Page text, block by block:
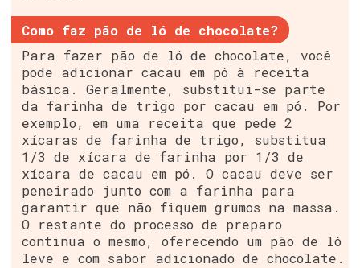
Como faz pão de ló de chocolate?
Para fazer pão de ló de chocolate, você
pode adicionar cacau em pó à receita
básica. Geralmente, substitui-se parte
da farinha de trigo por cacau em pó. Por
exemplo, em uma receita que pede 2
xícaras de farinha de trigo, substitua
1/3 de xícara de farinha por 1/3 de
xícara de cacau em pó. O cacau deve ser
peneirado junto com a farinha para
garantir que não fiquem grumos na massa.
O restante do processo de preparo
continua o mesmo, oferecendo um pão de ló
leve e com sabor adicionado de chocolate.